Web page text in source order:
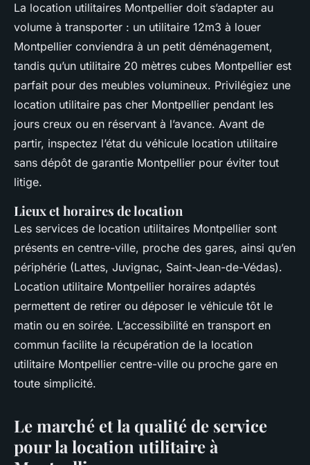
La location utilitaires Montpellier doit s’adapter au
volume à transporter : un utilitaire 12m3 à louer
Montpellier conviendra à un petit déménagement,
tandis qu’un utilitaire 20 mètres cubes Montpellier est
parfait pour des meubles volumineux. Privilégiez une
location utilitaire pas cher Montpellier pendant les
jours creux ou en réservant à l’avance. Avant de
partir, inspectez l’état du véhicule location utilitaire
sans dépôt de garantie Montpellier pour éviter tout
litige.
Lieux et horaires de location
Les services de location utilitaires Montpellier sont
présents en centre-ville, proche des gares, ainsi qu’en
périphérie (Lattes, Juvignac, Saint-Jean-de-Védas).
Location utilitaire Montpellier horaires adaptés
permettent de retirer ou déposer le véhicule tôt le
matin ou en soirée. L’accessibilité en transport en
commun facilite la récupération de la location
utilitaire Montpellier centre-ville ou proche gare en
toute simplicité.
Le marché et la qualité de service
pour la location utilitaire à